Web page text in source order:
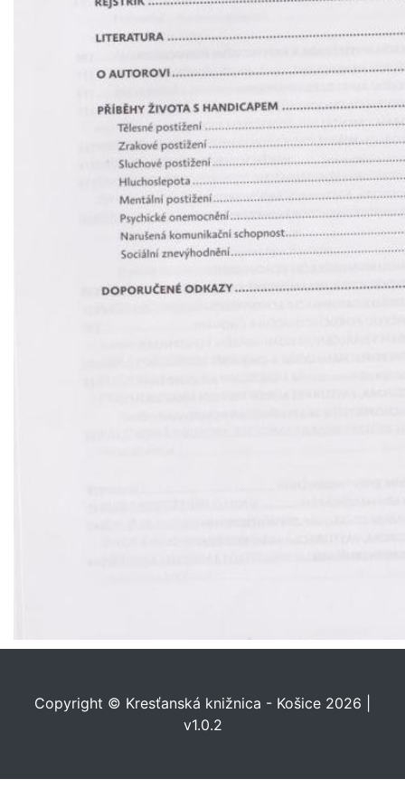
Copyright © Kresťanská knižnica - Košice 2026 |
v1.0.2